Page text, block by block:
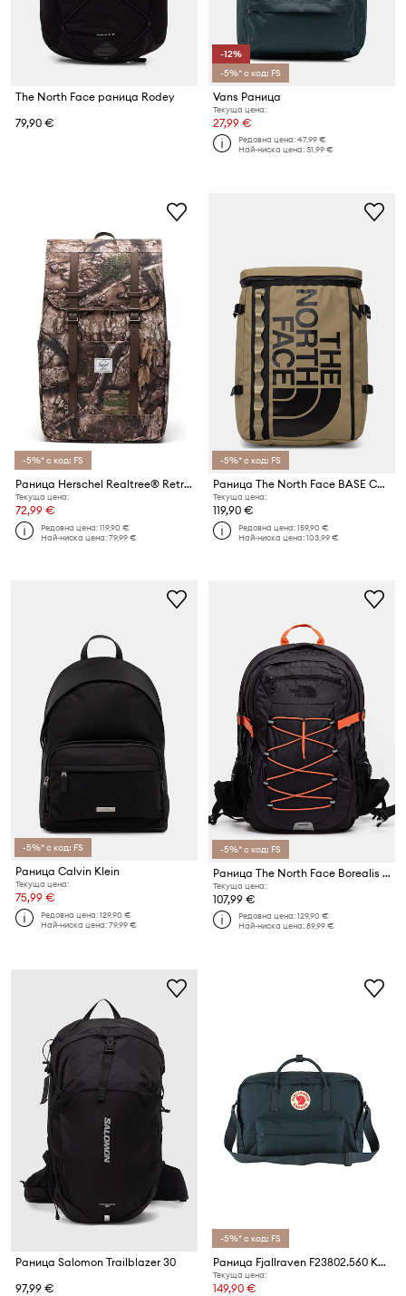
The North Face раница Rodey
79,90 €
-12%
-5%* с код: FS
Vans Раница
Текуща цена:
27,99 €
Редовна цена:47,99 €
Най-ниска цена:31,99 €
-5%* с код: FS
Раница Herschel Realtree® Retreat™
Текуща цена:
72,99 €
Редовна цена:119,90 €
Най-ниска цена:79,99 €
-5%* с код: FS
Раница The North Face BASE CAMP FUSE
Текуща цена:
119,90 €
Редовна цена:159,90 €
Най-ниска цена:103,99 €
-5%* с код: FS
Раница Calvin Klein
Текуща цена:
75,99 €
Редовна цена:129,90 €
Най-ниска цена:79,99 €
-5%* с код: FS
Раница The North Face Borealis Classic
Текуща цена:
107,99 €
Редовна цена:129,90 €
Най-ниска цена:89,99 €
Раница Salomon Trailblazer 30
97,99 €
-5%* с код: FS
Раница Fjallraven F23802.560 Kanken Weekender
Текуща цена:
149,90 €